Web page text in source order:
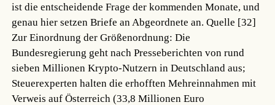
ist die entscheidende Frage der kommenden Monate, und
genau hier setzen Briefe an Abgeordnete an.Quelle [32]
Zur Einordnung der Größenordnung: Die
Bundesregierung geht nach Presseberichten von rund
sieben Millionen Krypto-Nutzern in Deutschland aus;
Steuerexperten halten die erhofften Mehreinnahmen mit
Verweis auf Österreich (33,8 Millionen Euro